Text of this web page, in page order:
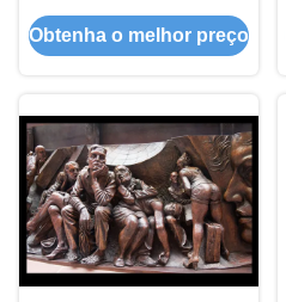
tamanho, estilo
moderno do europeu da
Obtenha o melhor preço